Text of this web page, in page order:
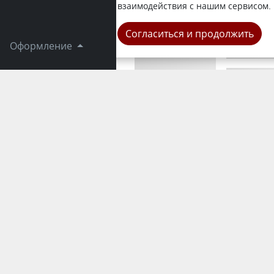
Оформление
активно
Город
взаимодействия с нашим сервисом.
Согласиться и продолжить